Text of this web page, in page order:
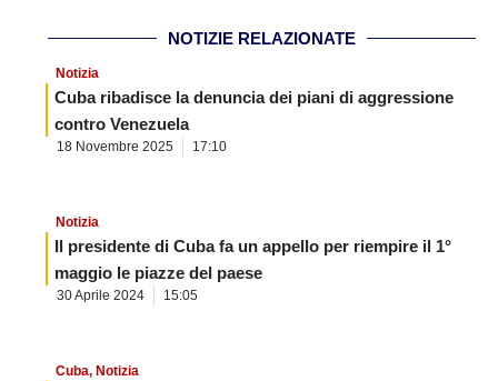
NOTIZIE RELAZIONATE
Notizia
Cuba ribadisce la denuncia dei piani di aggressione
contro Venezuela
18 Novembre 2025 17:10
Notizia
Il presidente di Cuba fa un appello per riempire il 1°
maggio le piazze del paese
30 Aprile 2024 15:05
Cuba, Notizia